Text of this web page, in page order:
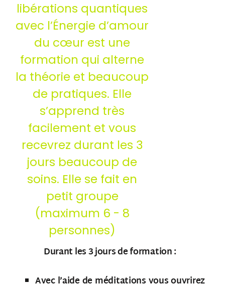
libérations quantiques
avec l’Énergie d’amour
du cœur est une
formation qui alterne
la théorie et beaucoup
de pratiques. Elle
s’apprend très
facilement et vous
recevrez durant les 3
jours beaucoup de
soins. Elle se fait en
petit groupe
(maximum 6 - 8
personnes)
Durant les 3 jours deformation :
Avec l’aide de méditations vous ouvrirez